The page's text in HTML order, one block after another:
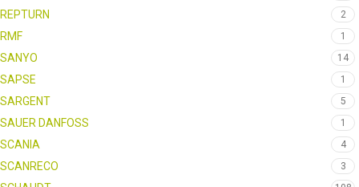
REPTURN 2
RMF 1
SANYO 14
SAPSE 1
SARGENT 5
SAUER DANFOSS 1
SCANIA 4
SCANRECO 3